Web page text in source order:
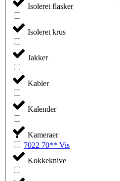
Isoleret flasker
Isoleret krus
Jakker
Kabler
Kalender
Kameraer
Kokkeknive
7022 70** Vis